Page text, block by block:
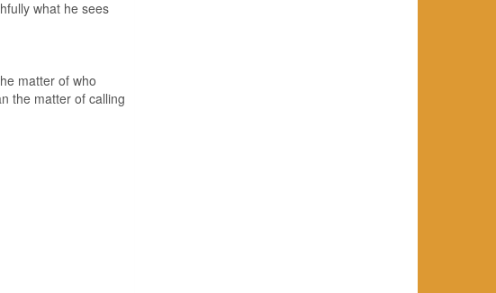
what he sees
matter of who
the matter of calling